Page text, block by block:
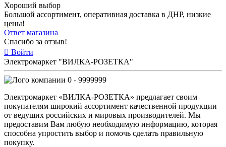
Хороший выбор
Большой ассортимент, оперативная доставка в ДНР, низкие
цены!
Ответ магазина
Спасибо за отзыв!
Войти
Электромаркет "ВИЛКА-РОЗЕТКА"
0 - 9999999
Электромаркет «ВИЛКА-РОЗЕТКА» предлагает своим
покупателям широкий ассортимент качественной продукции
от ведущих российских и мировых производителей. Мы
предоставим Вам любую необходимую информацию, которая
способна упростить выбор и помочь сделать правильную
покупку.